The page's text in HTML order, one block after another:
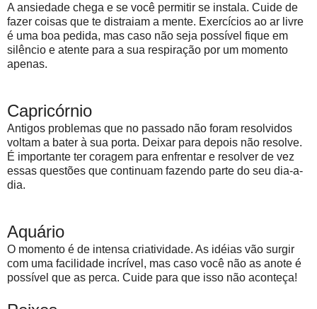
A ansiedade chega e se você permitir se instala. Cuide de
fazer coisas que te distraiam a mente. Exercícios ao ar livre
é uma boa pedida, mas caso não seja possível fique em
silêncio e atente para a sua respiração por um momento
apenas.
Capricórnio
Antigos problemas que no passado não foram resolvidos
voltam a bater à sua porta. Deixar para depois não resolve.
É importante ter coragem para enfrentar e resolver de vez
essas questões que continuam fazendo parte do seu dia-a-
dia.
Aquário
O momento é de intensa criatividade. As idéias vão surgir
com uma facilidade incrível, mas caso você não as anote é
possível que as perca. Cuide para que isso não aconteça!